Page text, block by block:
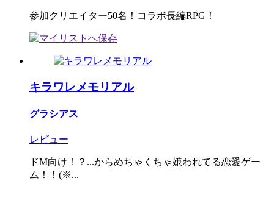
参加クリエイター50名！コラボ長編RPG！
キラワレメモリアル
グラシアス
レビュー
ドM向け！？...からめちゃくちゃ嫌われてる恋愛ゲー
ム！！(※...